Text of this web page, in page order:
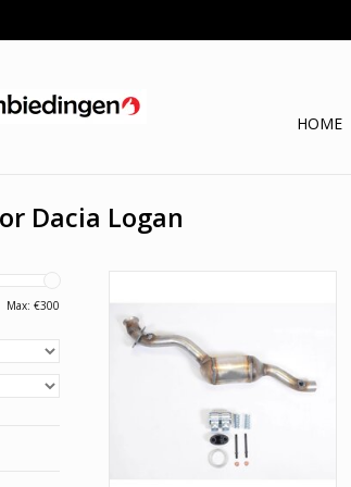
HOME
Dacia Logan
Max: €300
TOEVOEGEN AAN WINKELWAGEN